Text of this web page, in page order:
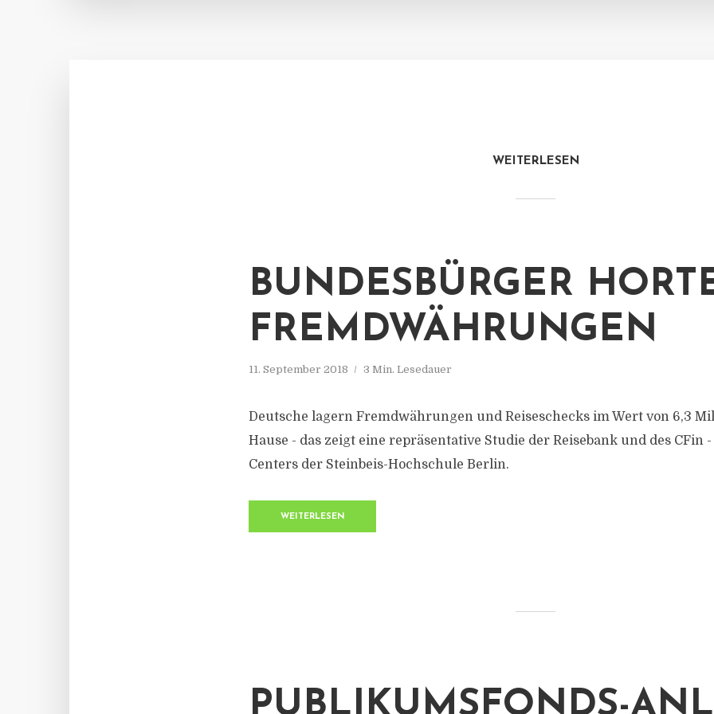
WEITERLESEN
BUNDESBÜRGER
FREMDWÄHRUNGEN
11. September 2018 3 Min. Lesedauer
Deutsche lagern Fremdwährungen und Reiseschecks im Wert von 6,3
Hause - das zeigt eine repräsentative Studie der Reisebank und des CFin
Centers der Steinbeis-Hochschule Berlin.
WEITERLESEN
PUBLIKUMSFONDS-